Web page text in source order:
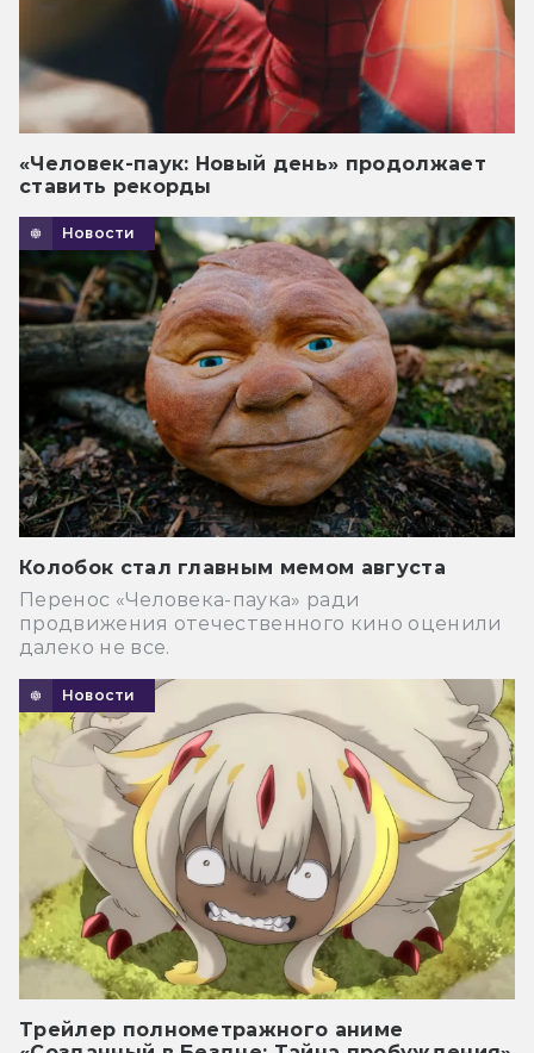
«Человек-паук: Новый день» продолжает
ставить рекорды
Новости
Колобок стал главным мемом августа
Перенос «Человека-паука» ради
продвижения отечественного кино оценили
далеко не все.
Новости
Трейлер полнометражного аниме